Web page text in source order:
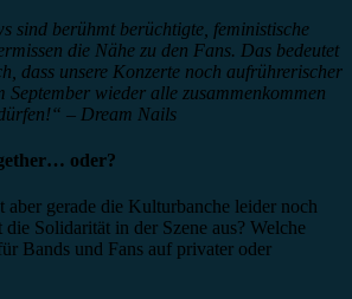
sind berühmt berüchtigte, feministische
die Nähe zu den Fans. Das bedeutet
dass unsere Konzerte noch aufrührerischer
September wieder alle zusammenkommen
– Dream Nails
oder?
aber gerade die Kulturbanche leider noch
Solidarität in der Szene aus? Welche
Bands und Fans auf privater oder